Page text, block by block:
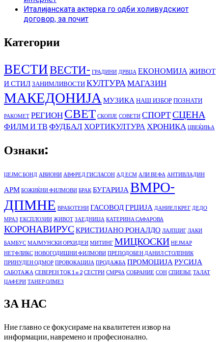
Италијанската актерка го одби холивудскиот
договор, за почит
Категории
ВЕСТИВЕСТИ- ГРАДИНИ ДРВЦА ЕКОНОМИЈА ЖИВОТ
И СТИЛЗАНИМЛИВОСТИКУЛТУРА МАГАЗИН
МАКЕДОНИЈА МУЗИКА НАШ ИЗБОРПОЗНАТИ
РАКОМЕТ РЕГИОНСВЕТ СКОПЈЕ СОВЕТИ СПОРТСЦЕНА
ФИЛМ И ТВ ФУДБАЛ ХОРТИКУЛТУРА ХРОНИКА ЦВЕЌИЊА
Ознаки:
ЏЕЈМС БОНД АВИОНИ АВФРЕД ГИСЛАСОН АД ЕСМ АЛИ ВЕФА АНТИВЛАДИН
АРМ БОЖИЌНИ ФИЛМОВИ БРАК БУГАРИЈА ВМРО-
ДПМНЕ ВРАБОТЕНИ ГАСОВОДГРЦИЈА ДАНИЕЛ КРЕГ ДЕДО
МРАЗ ЕКСПЛОЗИИ ЖИВОТ ЗАЕДНИЦА КАТЕРИНА САФАРОВА
КОРОНАВИРУСКРИСТИЈАНО РОНАЛДО ЛАЈПЦИГ ЛАКИ
БАМБУС МАЈМУНСКИ ОРХИДЕИ МИТИНГ МИЦКОСКИ НЕЈМАР
НЕТФЛИКС НОВОГОДИШНИ ФИЛМОВИ ПРЕПОДОБЕН ДАНИЛ СТОЛПНИК
ПРИНУДЕН ОДМОР ПРОВОКАЦИЈА ПРОДАЖБА ПРОМОЦИЈА РУСИЈА
САБОТАЖА СЕВЕРЕН ТОК 1 и 2 СЕСТРИ СМРЧА СОБРАНИЕ СОН СПИЕЊЕ ТАЛАТ
ЏАФЕРИ ТАНЕР ОЛМЕЗ
ЗА НАС
Ние главно се фокусираме на квалитетен извор на
информации, навремено и професионално.